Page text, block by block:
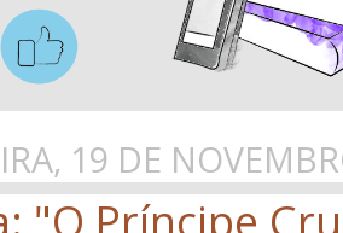
19 DE
"O Príncipe